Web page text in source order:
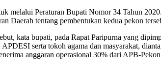
melalui Peraturan Bupati Nomor 34 Tahun
Daerah tentang pembentukan kedua pekon
kata bupati, pada Rapat Paripurna yang
serta tokoh agama dan masyarakat,
anggaran operasional 30% dari APB-